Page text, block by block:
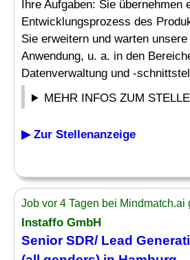
Ihre Aufgaben: Sie
Entwicklungsprozess des
Sie erweitern und warten
Anwendung, u. a. in den
Datenverwaltung und -
MEHR INFOS ZUM
▶ Zur Stellenanzeige
Job vor 4 Tagen bei Mindmatch.ai
Instaffo GmbH
Senior SDR/ Lead